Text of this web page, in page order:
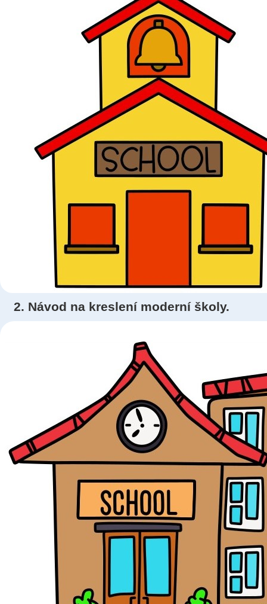
2. Návod na kreslení moderní školy.